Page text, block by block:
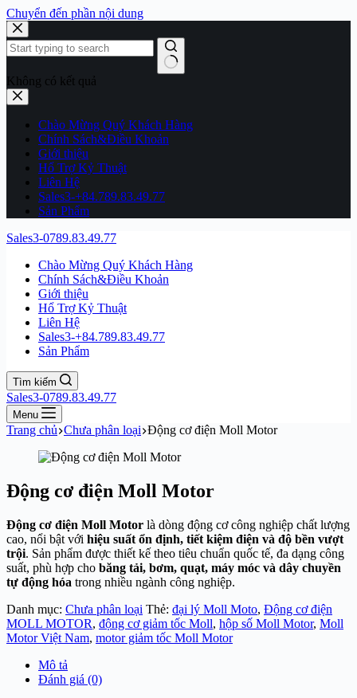
Chuyển đến phần nội dung
Không có kết quả
Chào Mừng Quý Khách Hàng
Chính Sách&Điều Khoản
Giới thiệu
Hổ Trợ Kỷ Thuật
Liên Hệ
Sales3-+84.789.83.49.77
Sản Phẩm
Sales3-0789.83.49.77
Chào Mừng Quý Khách Hàng
Chính Sách&Điều Khoản
Giới thiệu
Hổ Trợ Kỷ Thuật
Liên Hệ
Sales3-+84.789.83.49.77
Sản Phẩm
Tìm kiếm
Sales3-0789.83.49.77
Menu
Trang chủ Chưa phân loại Động cơ điện Moll Motor
Động cơ điện Moll Motor
Động cơ điện Moll Motor là dòng động cơ công nghiệp chất lượng
cao, nổi bật với hiệu suất ổn định, tiết kiệm điện và độ bền vượt
trội. Sản phẩm được thiết kế theo tiêu chuẩn quốc tế, đa dạng công
suất, phù hợp cho băng tải, bơm, quạt, máy móc và dây chuyền
tự động hóa trong nhiều ngành công nghiệp.
Danh mục: Chưa phân loại Thẻ: đại lý Moll Moto, Động cơ điện
MOLL MOTOR, động cơ giảm tốc Moll, hộp số Moll Motor, Moll
Motor Việt Nam, motor giảm tốc Moll Motor
Mô tả
Đánh giá (0)